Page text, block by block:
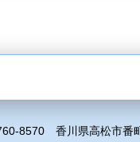
8570 香川県高松市番